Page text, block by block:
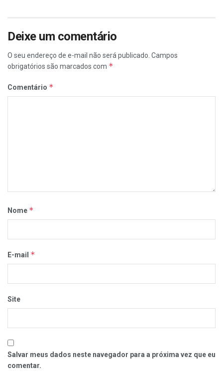
Deixe um comentário
O seu endereço de e-mail não será publicado. Campos
obrigatórios são marcados com *
Comentário *
Nome *
E-mail *
Site
Salvar meus dados neste navegador para a próxima vez que eu
comentar.